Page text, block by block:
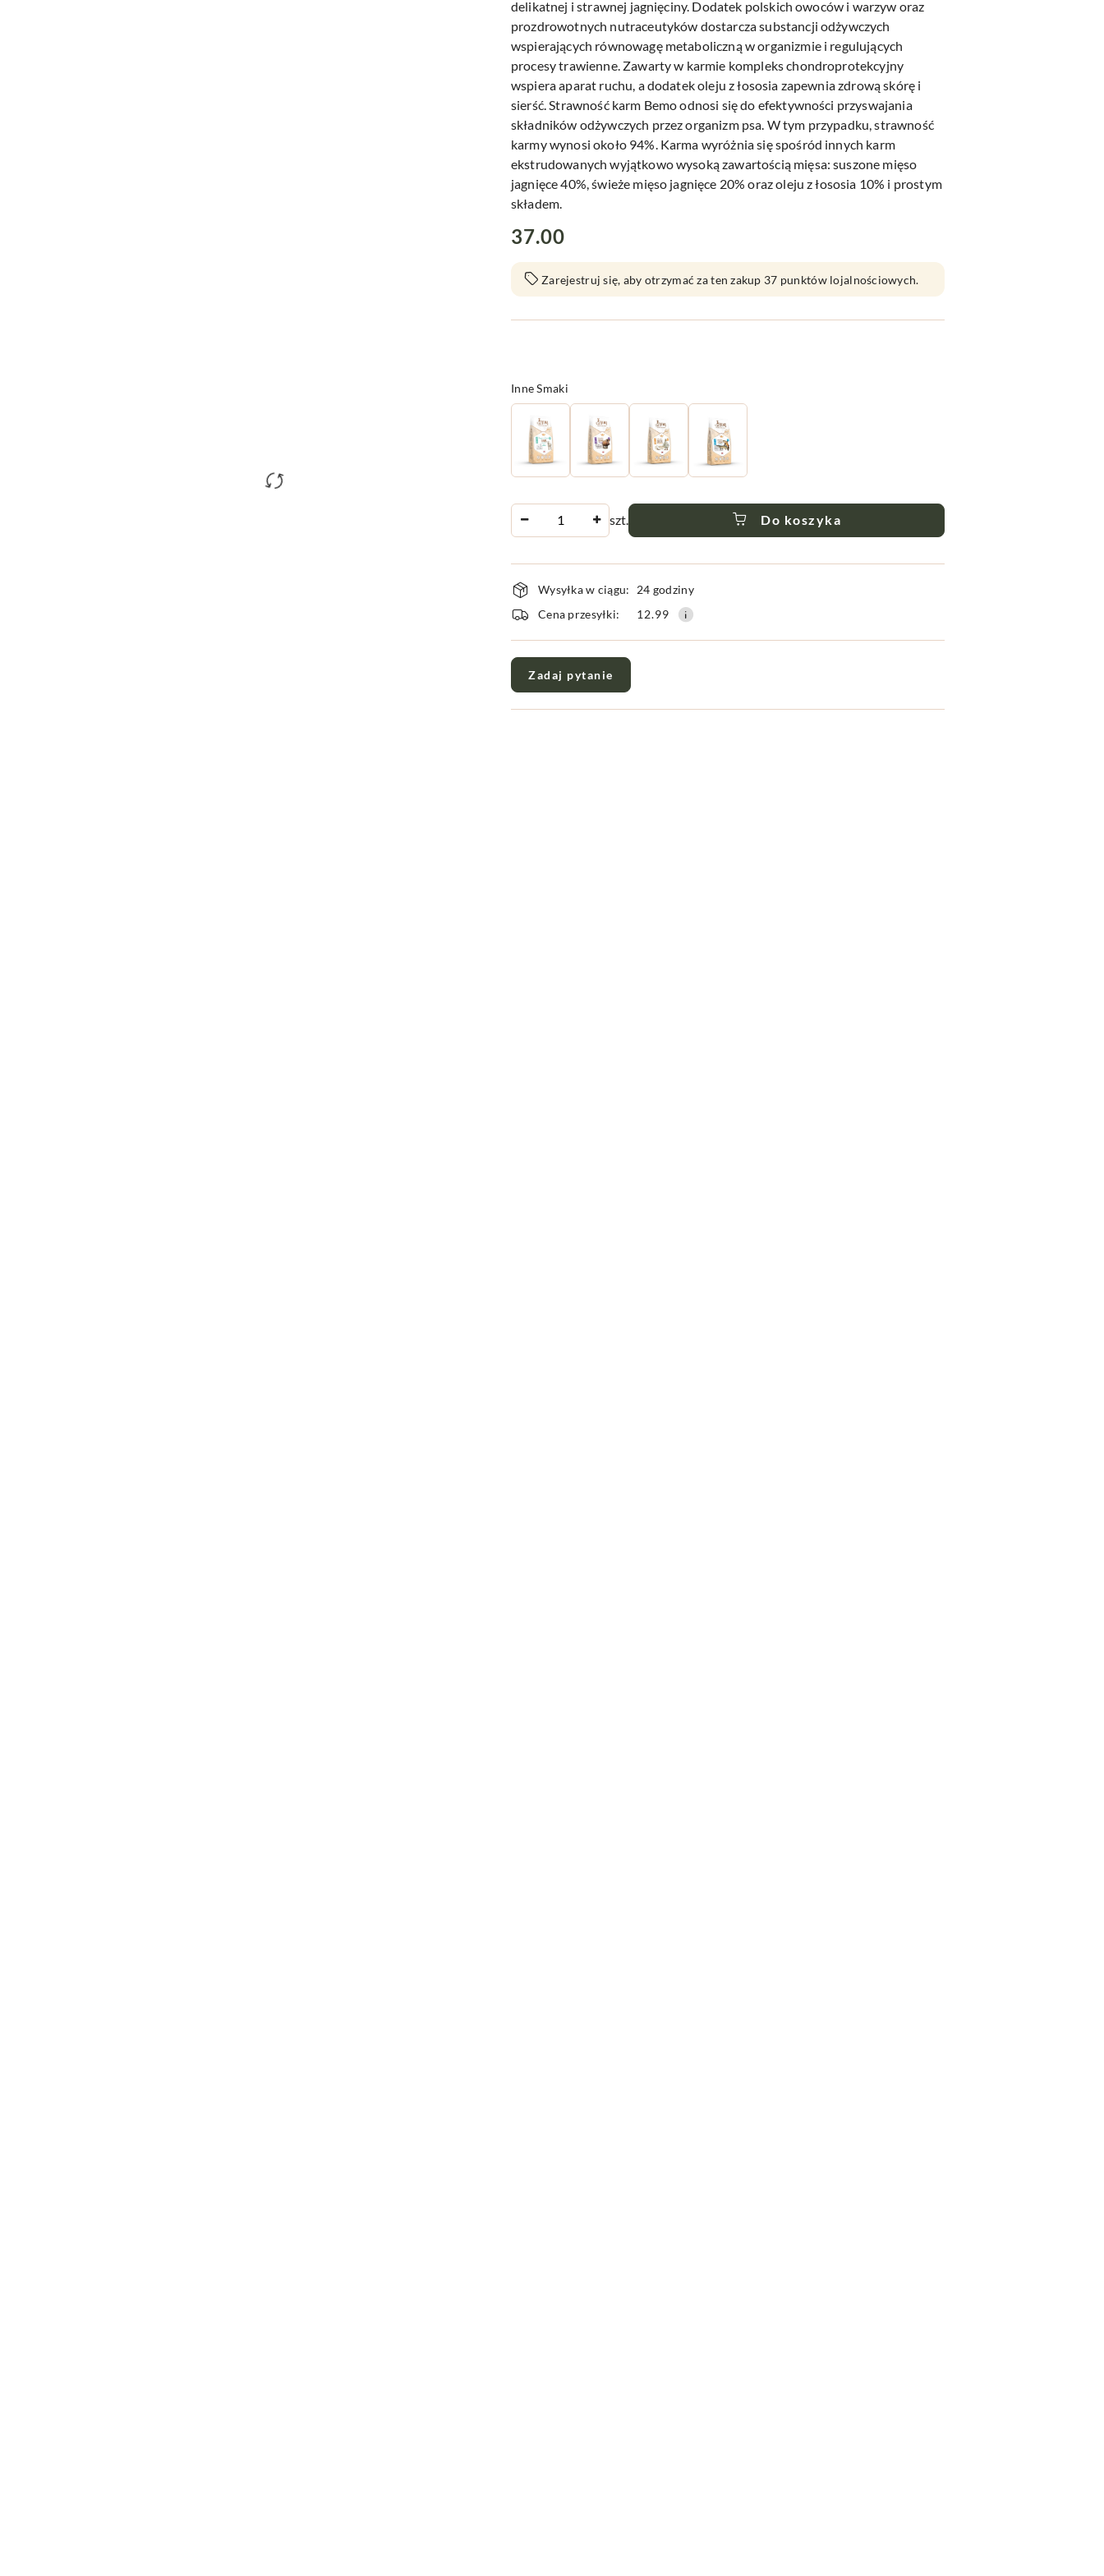
delikatnej i strawnej jagnięciny. Dodatek polskich owoców i warzyw oraz
prozdrowotnych nutraceutyków dostarcza substancji odżywczych
wspierających równowagę metaboliczną w organizmie i regulujących
procesy trawienne. Zawarty w karmie kompleks chondroprotekcyjny
wspiera aparat ruchu, a dodatek oleju z łososia zapewnia zdrową skórę i
sierść. Strawność karm Bemo odnosi się do efektywności przyswajania
składników odżywczych przez organizm psa. W tym przypadku, strawność
karmy wynosi około 94%. Karma wyróżnia się spośród innych karm
ekstrudowanych wyjątkowo wysoką zawartością mięsa: suszone mięso
jagnięce 40%, świeże mięso jagnięce 20% oraz oleju z łososia 10% i prostym
składem.
cena:
37.00
Zarejestruj się, aby otrzymać za ten zakup 37 punktów lojalnościowych.
Wariant
Inne Smaki
szt. Do koszyka
Dostępność
i
dostawa
Wysyłka w ciągu: 24 godziny
Cena przesyłki:
12.99
Zadaj pytanie